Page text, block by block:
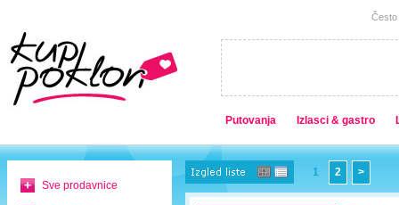
Često
Putovanja Izlasci & gastro
Sve prodavnice
1 2 >